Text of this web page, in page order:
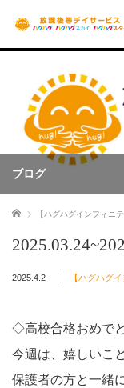
ブログ
ホーム 【ハグハグインフィニ
2025.4.2 【ハグハグ
◇高校合格おめで
今週は、嬉しいこ
保護者の方と一緒